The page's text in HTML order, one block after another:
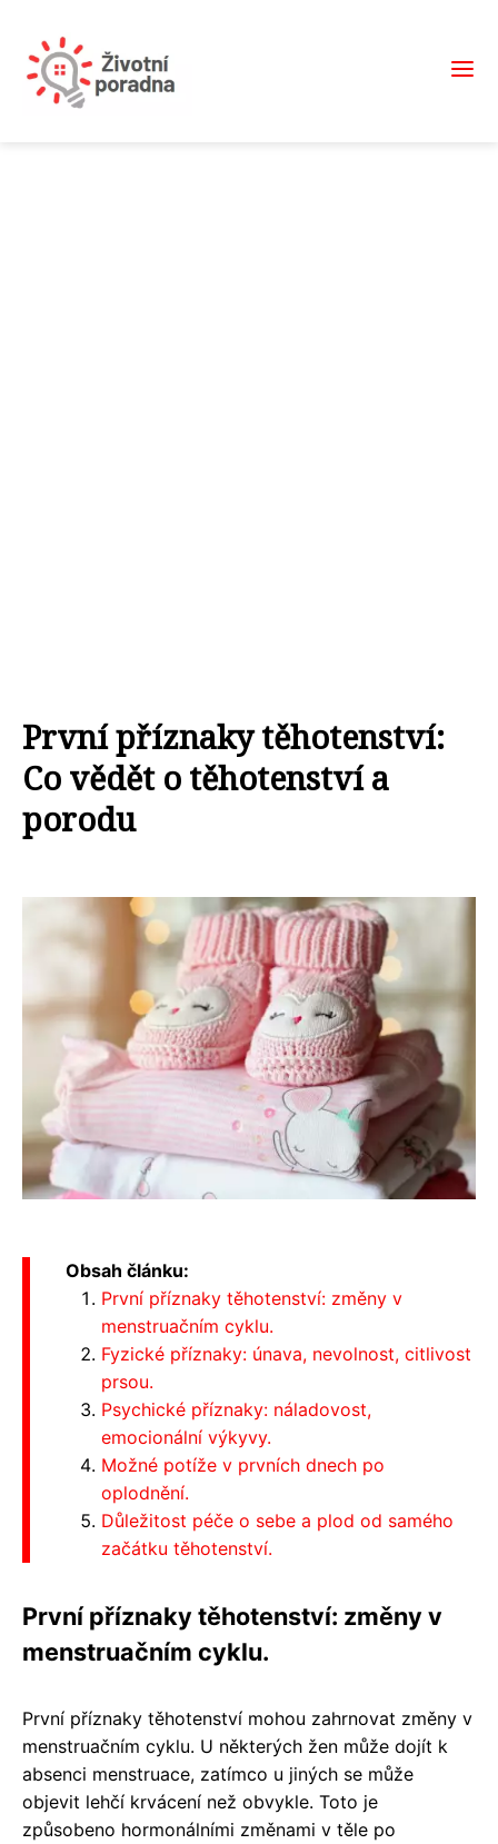
První příznaky těhotenství:
Co vědět o těhotenství a
porodu
Obsah článku:
První příznaky těhotenství: změny v
menstruačním cyklu.
Fyzické příznaky: únava, nevolnost, citlivost
prsou.
Psychické příznaky: náladovost,
emocionální výkyvy.
Možné potíže v prvních dnech po
oplodnění.
Důležitost péče o sebe a plod od samého
začátku těhotenství.
První příznaky těhotenství: změny v
menstruačním cyklu.
První příznaky těhotenství mohou zahrnovat změny v
menstruačním cyklu. U některých žen může dojít k
absenci menstruace, zatímco u jiných se může
objevit lehčí krvácení než obvykle. Toto je
způsobeno hormonálními změnami v těle po